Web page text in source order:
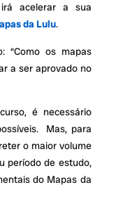
acelerar a sua
da Lulu.
“Como os mapas
a ser aprovado no
é necessário
Mas, para
o maior volume
período de estudo,
do Mapas da